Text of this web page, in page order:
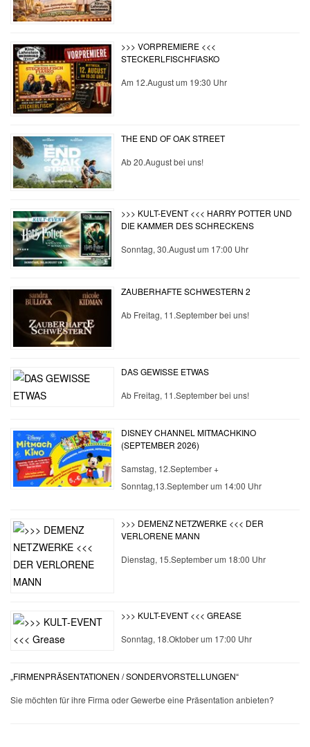
>>> VORPREMIERE <<<
STECKERLFISCHFIASKO
Am 12.August um 19:30 Uhr
THE END OF OAK STREET
Ab 20.August bei uns!
>>> KULT-EVENT <<< HARRY POTTER UND
DIE KAMMER DES SCHRECKENS
Sonntag, 30.August um 17:00 Uhr
ZAUBERHAFTE SCHWESTERN 2
Ab Freitag, 11.September bei uns!
DAS GEWISSE ETWAS
Ab Freitag, 11.September bei uns!
DISNEY CHANNEL MITMACHKINO
(SEPTEMBER 2026)
Samstag, 12.September +
Sonntag,13.September um 14:00 Uhr
>>> DEMENZ NETZWERKE <<< DER
VERLORENE MANN
Dienstag, 15.September um 18:00 Uhr
>>> KULT-EVENT <<< GREASE
Sonntag, 18.Oktober um 17:00 Uhr
„FIRMENPRÄSENTATIONEN / SONDERVORSTELLUNGEN“
Sie möchten für ihre Firma oder Gewerbe eine Präsentation anbieten?